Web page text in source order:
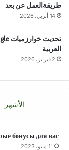
طريقةالعمل عن بعد
14 أبريل، 2026
العربية
2 فبراير، 2026
الأشهر
бонусы для вас
11 مايو، 2023